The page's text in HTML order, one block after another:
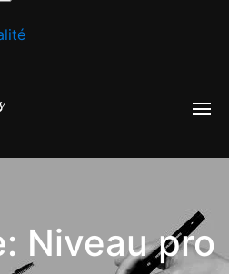
Niveau pro